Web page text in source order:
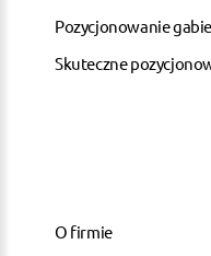
Pozycjonowanie
Skuteczne
O firmie